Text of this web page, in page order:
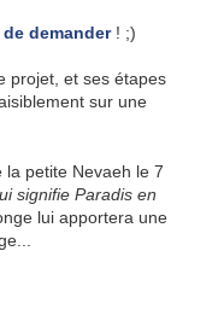
de demander! ;)
projet, et ses étapes
sur une
la petite Nevaeh le 7
signifie Paradis en
lui apportera une